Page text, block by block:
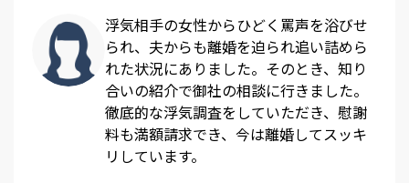
浮気相手の女性からひどく罵声を浴びせ
られ、夫からも離婚を迫られ追い詰めら
れた状況にありました。そのとき、知り
合いの紹介で御社の相談に行きました。
徹底的な浮気調査をしていただき、慰謝
料も満額請求でき、今は離婚してスッキ
リしています。